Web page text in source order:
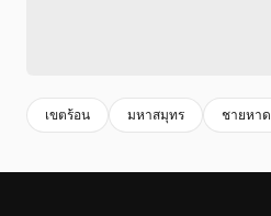
เขตร้อน มหาสมุทร ชายหาด